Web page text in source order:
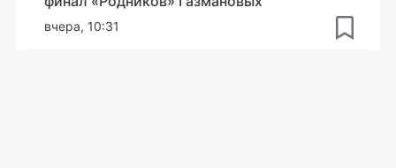
вчера, 10:31